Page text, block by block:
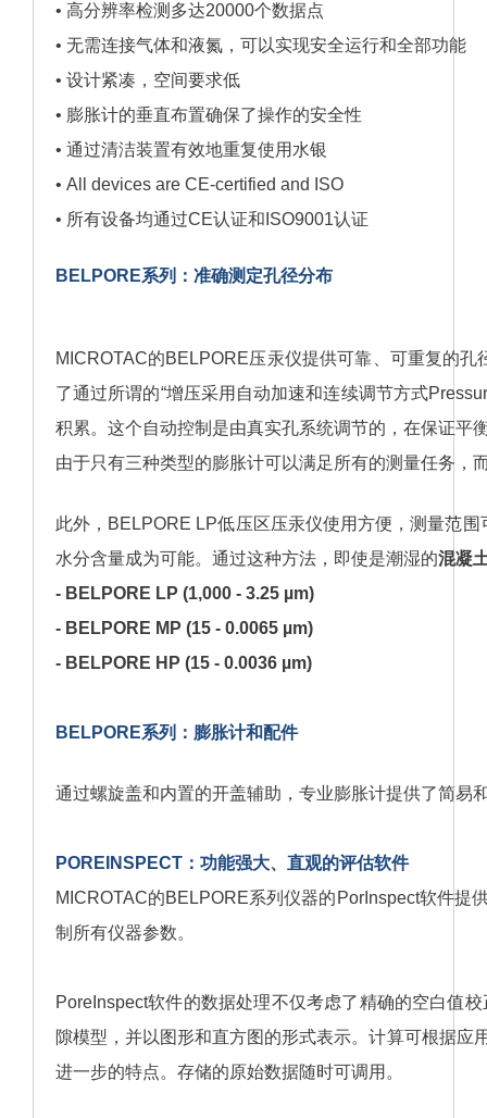
• 高分辨率检测多达20000个数据点
• 无需连接气体和液氮，可以实现安全运行和全部功能
• 设计紧凑，空间要求低
• 膨胀计的垂直布置确保了操作的安全性
• 通过清洁装置有效地重复使用水银
• All devices are CE-certified and ISO
• 所有设备均通过CE认证和ISO9001认证
BELPORE系列：准确测定孔径分布
MICROTAC的BELPORE压汞仪提供可靠、可重复的
了通过所谓的“增压采用自动加速和连续调节方式
积累。这个自动控制是由真实孔系统调节的，在保证平
由于只有三种类型的膨胀计可以满足所有的测量任务，
此外， BELPORE LP低压区压汞仪使用方便，测量范围
水分含量成为可能。通过这种方法，即使是潮湿的混凝
- BELPORE LP (1,000 - 3.25 µm)
- BELPORE MP (15 - 0.0065 µm)
- BELPORE HP (15 - 0.0036 µm)
BELPORE系列：膨胀计和配件
通过螺旋盖和内置的开盖辅助，专业膨胀计提供了简易
POREINSPECT ：功能强大、直观的评估软件
MICROTAC的BELPORE系列仪器的PorInspect软件提
制所有仪器参数。
PoreInspect软件的数据处理不仅考虑了精确的空白值
隙模型，并以图形和直方图的形式表示。计算可根据
进一步的特点。存储的原始数据随时可调用。